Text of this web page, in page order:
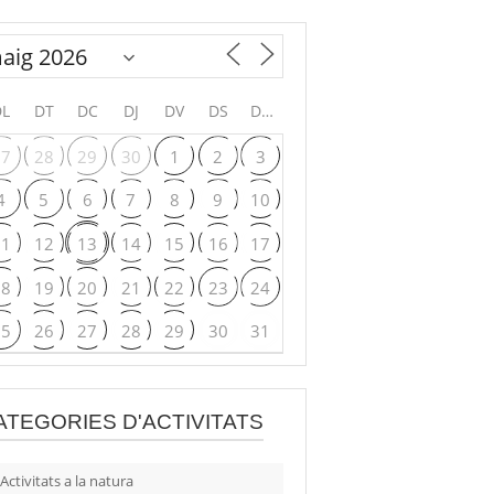
DT DC DJ DV DS DG
28 29 30 1 2
3
5 6 7 8 9
10
12 13 14 15 16
17
19 20 21 22 23
24
26 27 28 29 30 31
D'ACTIVITATS
Activitats a la natura